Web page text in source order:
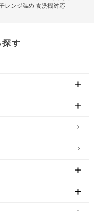
レンジ温め 食洗機対応
探す